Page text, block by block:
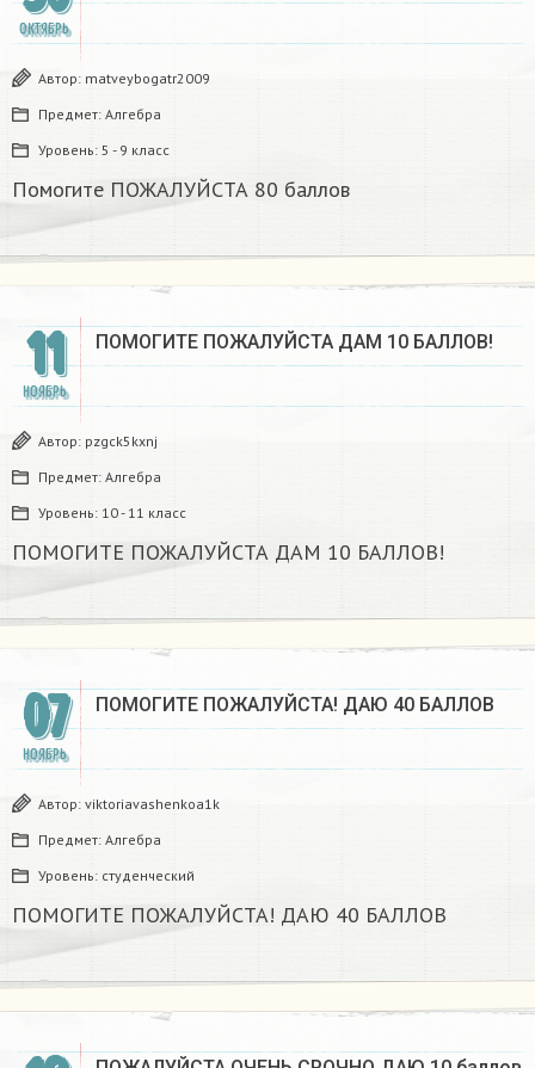
ОКТЯБРЬ
Автор: matveybogatr2009
Предмет: Алгебра
Уровень: 5 - 9 класс
Помогите ПОЖАЛУЙСТА 80 баллов
11
НОЯБРЬ
ПОМОГИТЕ ПОЖАЛУЙСТА ДАМ 10 БАЛЛОВ!
Автор: pzgck5kxnj
Предмет: Алгебра
Уровень: 10 - 11 класс
ПОМОГИТЕ ПОЖАЛУЙСТА ДАМ 10 БАЛЛОВ!
07
НОЯБРЬ
ПОМОГИТЕ ПОЖАЛУЙСТА! ДАЮ 40 БАЛЛОВ
Автор: viktoriavashenkoa1k
Предмет: Алгебра
Уровень: студенческий
ПОМОГИТЕ ПОЖАЛУЙСТА! ДАЮ 40 БАЛЛОВ